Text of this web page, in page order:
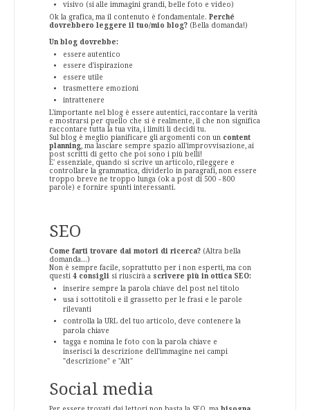
visivo (si alle immagini grandi, belle foto e video)
Ok la grafica, ma il contenuto è fondamentale. Perché
dovrebbero leggere il tuo/mio blog? (Bella domanda!)
Un blog dovrebbe:
essere autentico
essere d'ispirazione
essere utile
trasmettere emozioni
intrattenere
L'importante nel blog è essere autentici, raccontare la verità
e mostrarsi per quello che si è realmente, il che non significa
raccontare tutta la tua vita, i limiti li decidi tu.
Sul blog è meglio pianificare gli argomenti con un content
planning , ma lasciare sempre spazio all'improvvisazione, ai
post scritti di getto che poi sono i più belli!
E' essenziale, quando si scrive un articolo, rileggere e
controllare la grammatica, dividerlo in paragrafi, non essere
troppo breve ne troppo lunga (ok a post di 500 - 800
parole) e fornire spunti interessanti.
SEO
Come farti trovare dai motori di ricerca? (Altra bella
domanda...)
Non è sempre facile, soprattutto per i non esperti, ma con
questi 4 consigli si riuscirà a scrivere più in ottica SEO:
inserire sempre la parola chiave del post nel titolo
usa i sottotitoli e il grassetto per le frasi e le parole
rilevanti
controlla la URL del tuo articolo, deve contenere la
parola chiave
tagga e nomina le foto con la parola chiave e
inserisci la descrizione dell'immagine nei campi
"descrizione" e "Alt"
Social media